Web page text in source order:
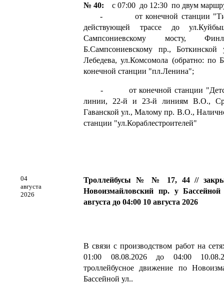
№ 40: с 07:00 до 12:30 по двум
- от конечной станции
действующей трассе до
Сампсониевскому мосту,
Б.Сампсониевскому пр., Боткинской
Лебедева, ул.Комсомола (обратно: по
конечной станции "пл.Ленина";
- от конечной станции
линии, 22-й и 23-й линиям В.О.,
Гаванской ул., Малому пр. В.О.,
станции "ул.Кораблестроителей"
04
августа
2026
Троллейбусы № № 17, 44 //
Новоизмайловский пр. у
августа до 04:00 10 августа 2026
В связи с производством работ на
01:00 08.08.2026 до 04:00
троллейбусное движение по
Бассейной ул..